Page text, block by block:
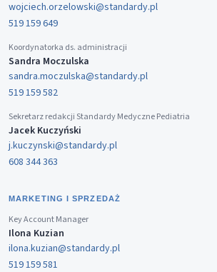
wojciech.orzelowski@standardy.pl
519 159 649
Koordynatorka ds. administracji
Sandra Moczulska
sandra.moczulska@standardy.pl
519 159 582
Sekretarz redakcji Standardy Medyczne Pediatria
Jacek Kuczyński
j.kuczynski@standardy.pl
608 344 363
MARKETING I SPRZEDAŻ
Key Account Manager
Ilona Kuzian
ilona.kuzian@standardy.pl
519 159 581